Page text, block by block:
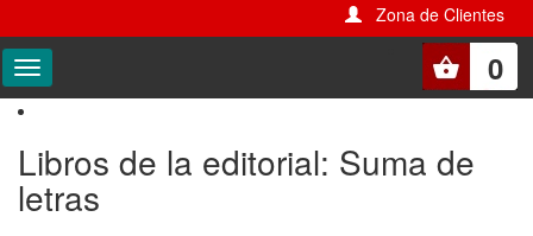
Zona de Clientes
0
Libros de la editorial: Suma de
letras